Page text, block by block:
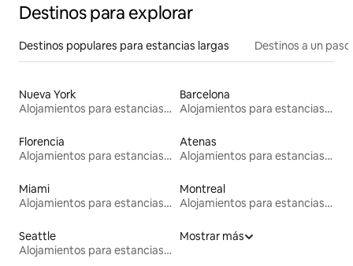
Destinos para explorar
Destinos populares para estancias largas Destinos a un
Nueva York
Alojamientos para estancias largas
Barcelona
Alojamientos para estancias largas
Florencia
Alojamientos para estancias largas
Atenas
Alojamientos para estancias largas
Miami
Alojamientos para estancias largas
Montreal
Alojamientos para estancias largas
Seattle
Alojamientos para estancias largas
Mostrar más